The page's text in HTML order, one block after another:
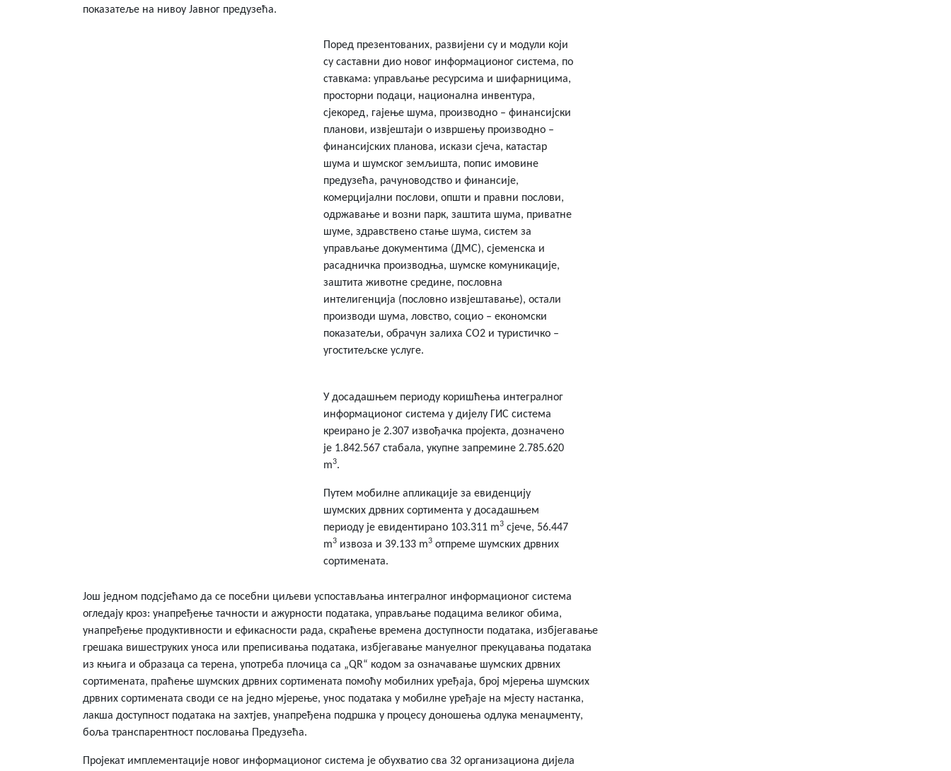
показатеље на нивоу Јавног предузећа.
Поред презентованих, развијени су и модули који
су саставни дио новог информационог система, по
ставкама: управљање ресурсима и шифарницима,
просторни подаци, национална инвентура,
сјекоред, гајење шума, производно – финансијски
планови, извјештаји о извршењу производно –
финансијских планова, искази сјеча, катастар
шума и шумског земљишта, попис имовине
предузећа, рачуноводство и финансије,
комерцијални послови, општи и правни послови,
одржавање и возни парк, заштита шума, приватне
шуме, здравствено стање шума, систем за
управљање документима (ДМС), сјеменска и
расадничка производња, шумске комуникације,
заштита животне средине, пословна
интелигенција (пословно извјештавање), остали
производи шума, ловство, социо – економски
показатељи, обрачун залиха CO2 и туристичко –
угоститељске услуге.
У досадашњем периоду коришћења интегралног
информационог система у дијелу ГИС система
креирано је 2.307 извођачка пројекта, дозначено
је 1.842.567 стабала, укупне запремине 2.785.620
m3.
Путем мобилне апликације за евиденцију
шумских дрвних сортимента у досадашњем
периоду је евидентирано 103.311 m3 сјече, 56.447
m3 извоза и 39.133 m3 отпреме шумских дрвних
сортимената.
Још једном подсјећамо да се посебни циљеви успостављања интегралног информационог система
огледају кроз: унапређење тачности и ажурности података, управљање подацима великог обима,
унапређење продуктивности и ефикасности рада, скраћење времена доступности података, избјегавање
грешака вишеструких уноса или преписивања података, избјегавање мануелног прекуцавања података
из књига и образаца са терена, употреба плочица са „QR“ кодом за означавање шумских дрвних
сортимената, праћење шумских дрвних сортимената помоћу мобилних уређаја, број мјерења шумских
дрвних сортимената своди се на једно мјерење, унос података у мобилне уређаје на мјесту настанка,
лакша доступност података на захтјев, унапређена подршка у процесу доношења одлука менаџменту,
боља транспарентност пословања Предузећа.
Пројекат имплементације новог информационог система је обухватио сва 32 организациона дијела